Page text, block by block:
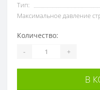
Тип:
Максимальное давление
Количество:
- +
В